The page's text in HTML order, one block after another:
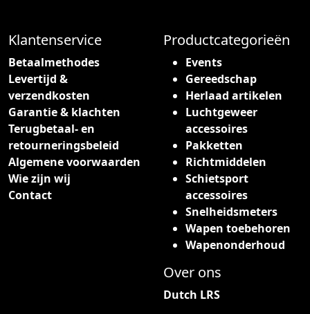
Klantenservice
Betaalmethodes
Levertijd &
verzendkosten
Garantie & klachten
Terugbetaal- en
retourneringsbeleid
Algemene voorwaarden
Wie zijn wij
Contact
Productcategorieën
Events
Gereedschap
Herlaad artikelen
Luchtgeweer
accessoires
Pakketten
Richtmiddelen
Schietsport
accessoires
Snelheidsmeters
Wapen toebehoren
Wapenonderhoud
Over ons
Dutch LRS